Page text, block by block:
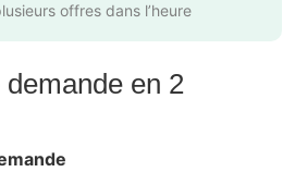
offres dans l’heure
en 2